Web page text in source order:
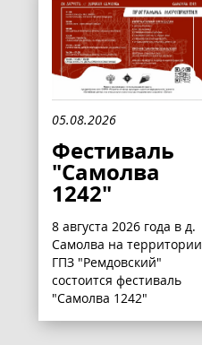
05.08.2026
Фестиваль
"Самолва
1242"
8 августа 2026 года в д.
Самолва на территории
ГПЗ "Ремдовский"
состоится фестиваль
"Самолва 1242"